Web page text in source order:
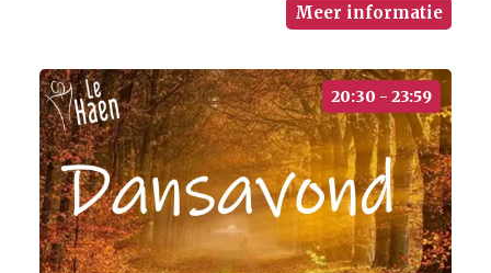
Meer informatie
20:30 - 23:59